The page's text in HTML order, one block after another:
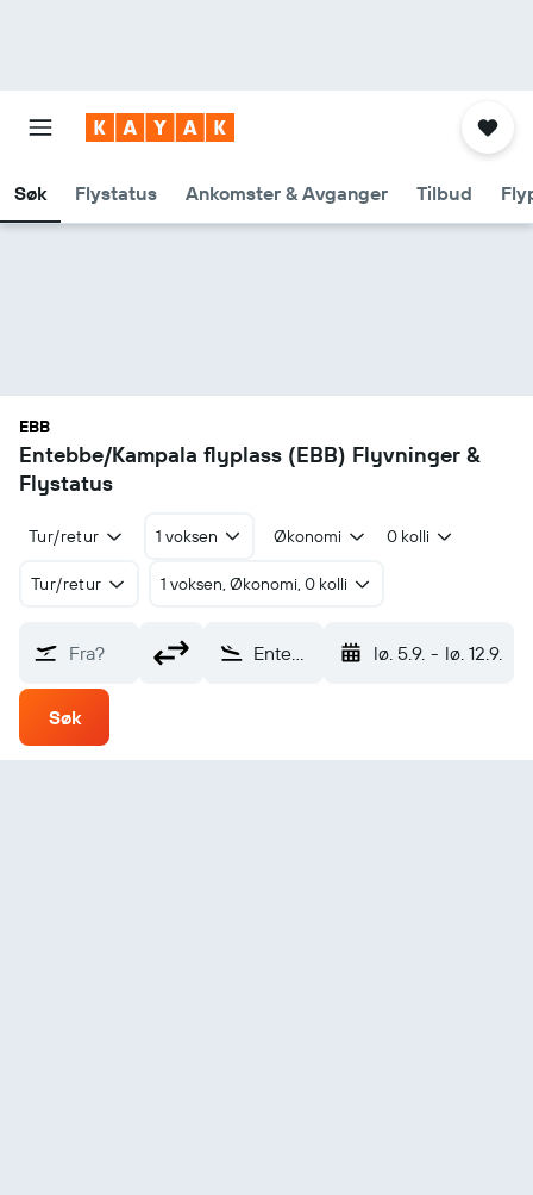
Søk Flystatus Ankomster & Avganger Tilbud
EBB
Entebbe/Kampala flyplass (EBB) Flyvninger &
Flystatus
Tur/retur 1 voksen Økonomi 0 kolli
Tur/retur 1 voksen, Økonomi, 0 kolli
Fra? Entebbe/Kampala (EBB) lø. 5.9. - lø. 12.9.
Søk